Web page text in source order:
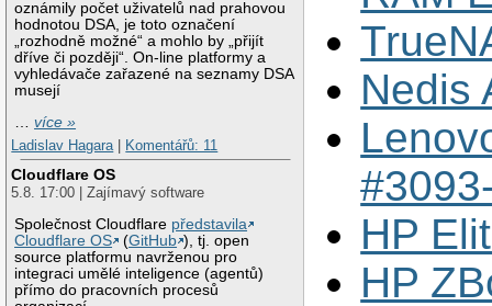
oznámily počet uživatelů nad prahovou
hodnotou DSA, je toto označení
„rozhodně možné“ a mohlo by „přijít
dříve či později“. On-line platformy a
vyhledávače zařazené na seznamy DSA
musejí
…více »
Ladislav Hagara| Komentářů: 11
Cloudflare OS
5.8. 17:00 | Zajímavý software
Společnost Cloudflare představila
Cloudflare OS
(GitHub ), tj. open
source platformu navrženou pro
integraci umělé inteligence (agentů)
přímo do pracovních procesů
Nedis
HP
HP